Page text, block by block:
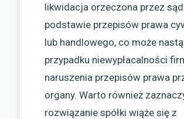
likwidacja orzeczona przez
podstawie przepisów prawa
lub handlowego, co może
przypadku niewypłacalności
naruszenia przepisów prawa
organy. Warto również
rozwiązanie spółki wiąże się z